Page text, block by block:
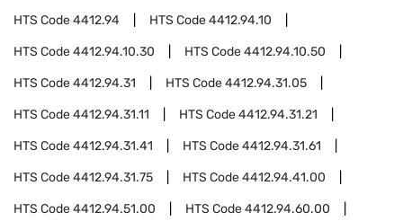
HTS Code4412.94 HTS Code4412.94.10
HTS Code4412.94.10.30 HTS Code4412.94.10.50
HTS Code4412.94.31 HTS Code4412.94.31.05
HTS Code4412.94.31.11 HTS Code4412.94.31.21
HTS Code4412.94.31.41 HTS Code4412.94.31.61
HTS Code4412.94.31.75 HTS Code4412.94.41.00
HTS Code4412.94.51.00 HTS Code4412.94.60.00